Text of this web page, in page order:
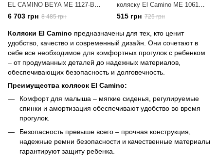
EL CAMINO BEYA ME 1127-B
Vintage Plum Бордовая
6 703 грн 8 485 грн
коляску El Camino ME 1061
EVA
515 грн 725 грн
Коляски El Camino предназначены для тех, кто ценит
удобство, качество и современный дизайн. Они сочетают в
себе все необходимое для комфортных прогулок с ребенком
– от продуманных деталей до надежных материалов,
обеспечивающих безопасность и долговечность.
Преимущества колясок El Camino:
Комфорт для малыша – мягкие сиденья, регулируемые
спинки и амортизация обеспечивают удобство во время
прогулок.
Безопасность превыше всего – прочная конструкция,
надежные ремни безопасности и качественные материалы
гарантируют защиту ребенка.